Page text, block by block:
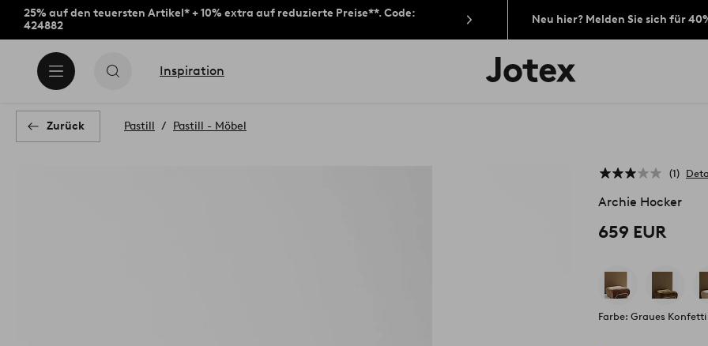
25% auf den teuersten Artikel* + 10% extra auf reduzierte Preise**. Code:
424882
Neu hier? Melden Sie sich für
Inspiration
Jotex-
Logo
Zurück Pastill Pastill - Möbel
1
Archie Hocker
659 EUR
Farbe: Graues Konfetti